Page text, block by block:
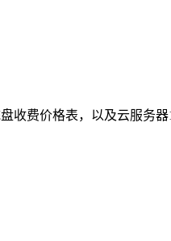
收费价格表，以及云服务器